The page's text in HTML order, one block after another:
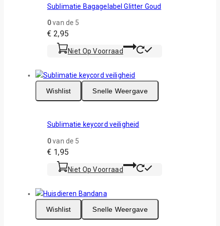
Sublimatie Bagagelabel Glitter Goud
0van de 5
€ 2,95
Niet Op Voorraad
Wishlist Snelle Weergave
Sublimatie keycord veiligheid
0van de 5
€ 1,95
Niet Op Voorraad
Wishlist Snelle Weergave